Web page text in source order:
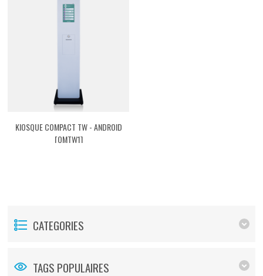
KIOSQUE COMPACT TW - ANDROID
[QMTW1]
CATEGORIES
TAGS POPULAIRES